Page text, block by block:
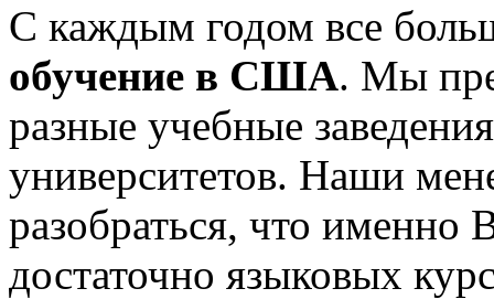
С каждым годом все
обучение в США. Мы
разные учебные
университетов. Наши
разобраться, что
достаточно языковых